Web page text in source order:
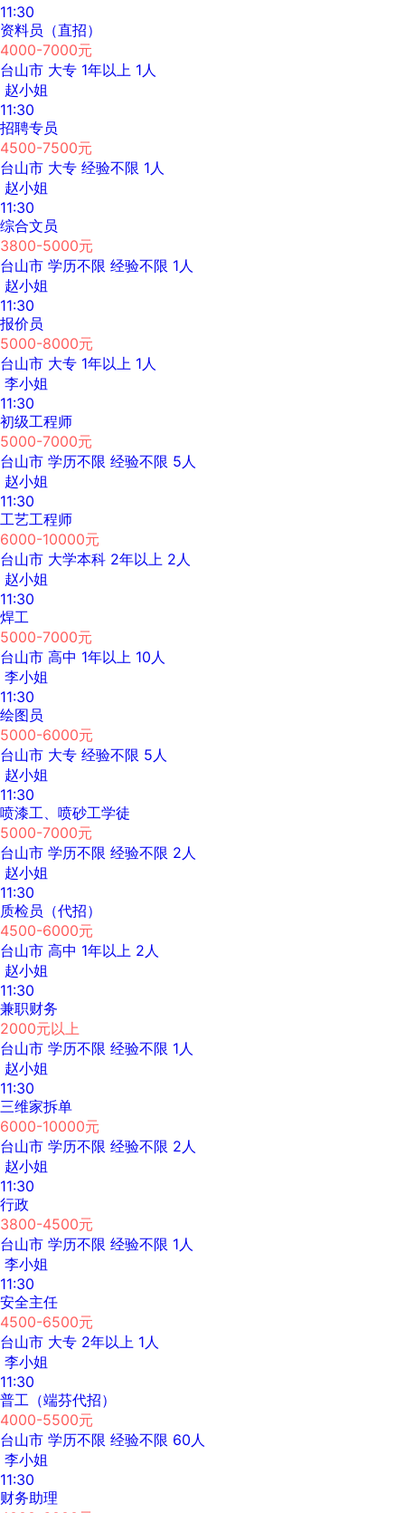
11:30
资料员（直招）
4000-7000元
台山市 大专 1年以上 1人
赵小姐
11:30
招聘专员
4500-7500元
台山市 大专 经验不限 1人
赵小姐
11:30
综合文员
3800-5000元
台山市 学历不限 经验不限 1人
赵小姐
11:30
报价员
5000-8000元
台山市 大专 1年以上 1人
李小姐
11:30
初级工程师
5000-7000元
台山市 学历不限 经验不限 5人
赵小姐
11:30
工艺工程师
6000-10000元
台山市 大学本科 2年以上 2人
赵小姐
11:30
焊工
5000-7000元
台山市 高中 1年以上 10人
李小姐
11:30
绘图员
5000-6000元
台山市 大专 经验不限 5人
赵小姐
11:30
喷漆工、喷砂工学徒
5000-7000元
台山市 学历不限 经验不限 2人
赵小姐
11:30
质检员（代招）
4500-6000元
台山市 高中 1年以上 2人
赵小姐
11:30
兼职财务
2000元以上
台山市 学历不限 经验不限 1人
赵小姐
11:30
三维家拆单
6000-10000元
台山市 学历不限 经验不限 2人
赵小姐
11:30
行政
3800-4500元
台山市 学历不限 经验不限 1人
李小姐
11:30
安全主任
4500-6500元
台山市 大专 2年以上 1人
李小姐
11:30
普工（端芬代招）
4000-5500元
台山市 学历不限 经验不限 60人
李小姐
11:30
财务助理